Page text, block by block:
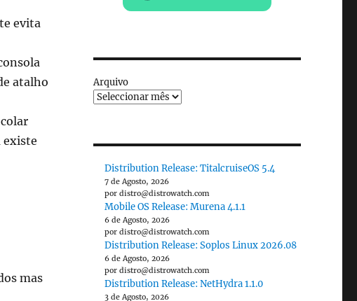
evita
atalho
existe
mas
Arquivo
Distribution Release: TitalcruiseOS 5.4
7 de Agosto, 2026
por distro@distrowatch.com
Mobile OS Release: Murena 4.1.1
6 de Agosto, 2026
por distro@distrowatch.com
Distribution Release: Soplos Linux 2026.08
6 de Agosto, 2026
por distro@distrowatch.com
Distribution Release: NetHydra 1.1.0
3 de Agosto, 2026